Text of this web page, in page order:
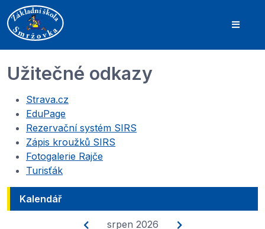
Užitečné odkazy
Strava.cz
EduPage
Rezervační systém SIRS
Zápis kroužků SIRS
Fotogalerie Rajče
Turisťák
Kalendář
srpen 2026